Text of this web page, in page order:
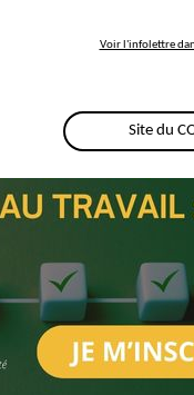
Voir l'infolettre
Site du